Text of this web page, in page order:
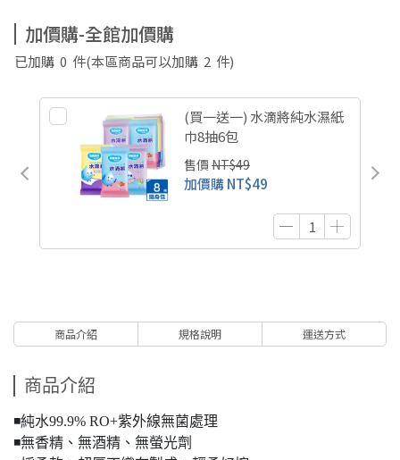
加價購-全館加價購
已加購 0 件(本區商品可以加購 2 件)
(買一送一) 水滴將純水濕紙
巾8抽6包
售價 NT$49
加價購NT$49
商品介紹 規格說明 運送方式
商品介紹
◾️純水99.9% RO+紫外線無菌處理
◾️無香精、無酒精、無螢光劑